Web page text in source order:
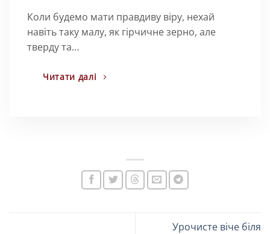
Коли будемо мати правдиву віру, нехай
навіть таку малу, як гірчичне зерно, але
тверду та…
Читати далі
Урочисте віче біля